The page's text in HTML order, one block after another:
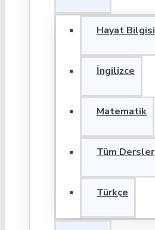
Hayat Bilgisi
İngilizce
Matematik
Tüm Dersler
Türkçe